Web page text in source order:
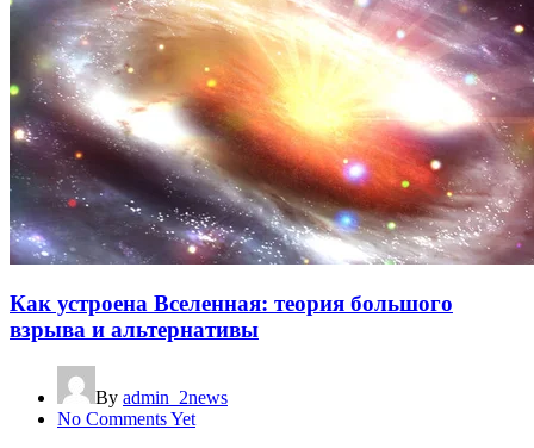
Как устроена Вселенная: теория большого
взрыва и альтернативы
By admin_2news
No Comments Yet